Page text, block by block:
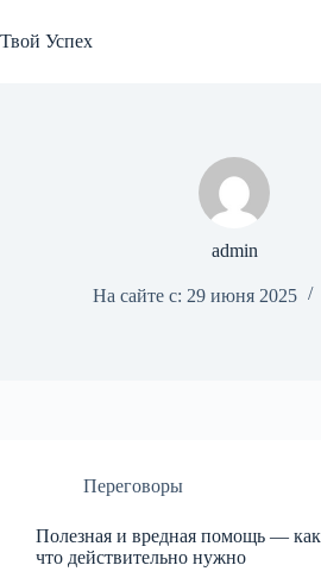
к
сути
Твой Успех
admin
На сайте с: 29 июня 2025
Переговоры
Полезная и вредная помощь — как
что действительно нужно